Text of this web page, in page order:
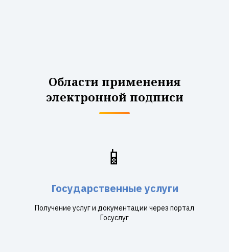
Области применения
электронной подписи
📱
Государственные услуги
Получение услуг и документации через портал
Госуслуг